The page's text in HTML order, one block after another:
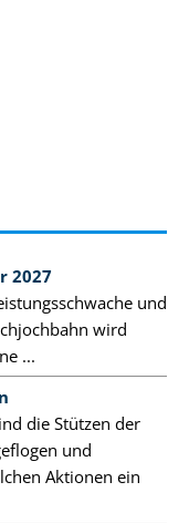
2027
und
wird
...
die Stützen der
und
Aktionen ein